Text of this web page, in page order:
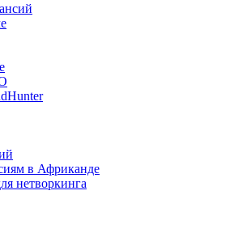
в Африканде
нетворкинга